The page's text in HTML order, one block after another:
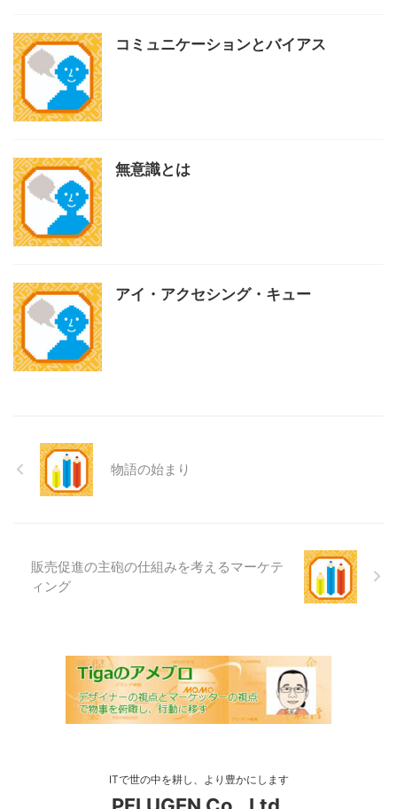
コミュニケーションとバイアス
無意識とは
アイ・アクセシング・キュー
物語の始まり
販売促進の主砲の仕組みを考えるマーケテ
ィング
ITで世の中を耕し、より豊かにします